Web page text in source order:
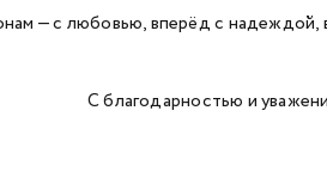
— с любовью, вперёд с надеждой,
С благодарностью и